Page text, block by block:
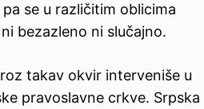
se u različitim oblicima
bezazleno ni slučajno.
takav okvir interveniše u
pravoslavne crkve. Srpska